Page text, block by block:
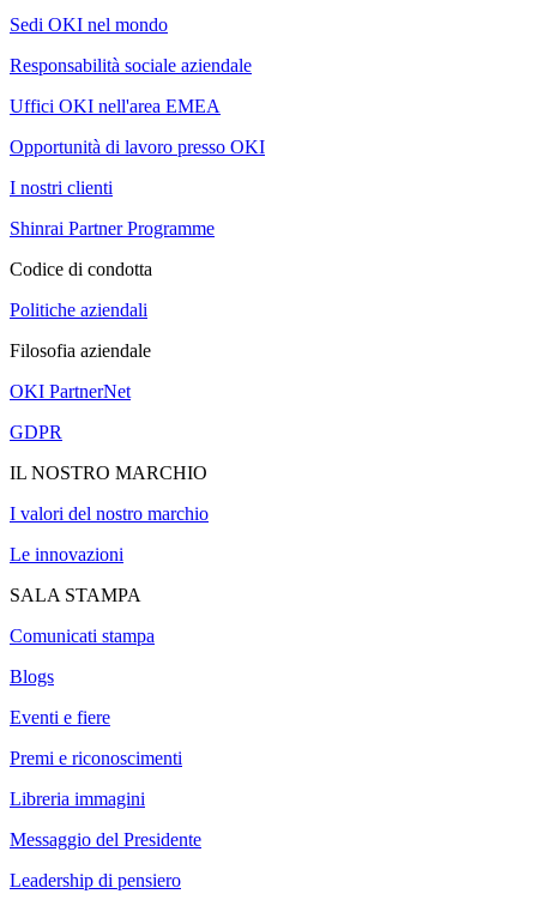
Sedi OKI nel mondo
Responsabilità sociale aziendale
Uffici OKI nell'area EMEA
Opportunità di lavoro presso OKI
I nostri clienti
Shinrai Partner Programme
Codice di condotta
Politiche aziendali
Filosofia aziendale
OKI PartnerNet
GDPR
IL NOSTRO MARCHIO
I valori del nostro marchio
Le innovazioni
SALA STAMPA
Comunicati stampa
Blogs
Eventi e fiere
Premi e riconoscimenti
Libreria immagini
Messaggio del Presidente
Leadership di pensiero